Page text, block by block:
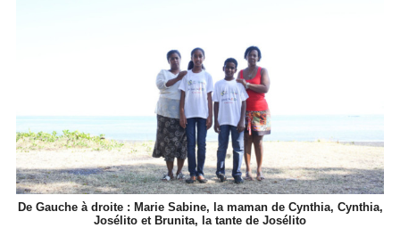
De Gauche à droite : Marie Sabine, la maman de Cynthia, Cynthia,
Josélito et Brunita, la tante de Josélito